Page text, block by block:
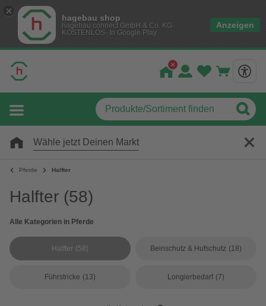
hagebau shop
hagebau connect GmbH & Co. KG
KOSTENLOS- In Google Play
Anzeigen
Wähle jetzt Deinen Markt
Pferde Halfter
Halfter (58)
Alle Kategorien in Pferde
Halfter (58) Beinschutz & Hufschutz (18)
Führstricke (13) Longierbedarf (7)